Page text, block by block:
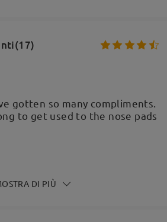
gotten so many compliments.
to get used to the nose pads
DI PIÙ